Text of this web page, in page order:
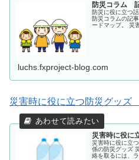
防災コラム
防災に役に立つ
防災コラムの記
ードマップ。 災
luchs.fxproject-blog.com
災害時に役に立つ防災グッ
災害時に役に
災害時に役に立
係の防災グッズ
絡を取るには、